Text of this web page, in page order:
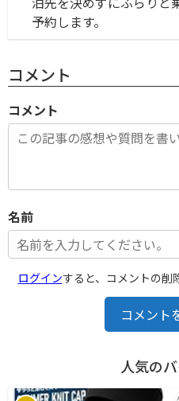
予約します。
コメント
コメント
名前
ログインすると、コメントの削
コメント
人気の